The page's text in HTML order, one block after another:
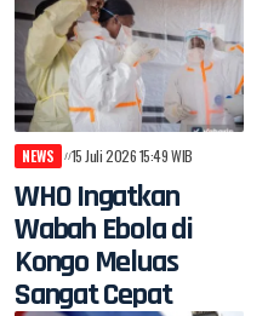
NEWS 15 Juli 2026 15:49 WIB
WHO Ingatkan
Wabah Ebola di
Kongo Meluas
Sangat Cepat